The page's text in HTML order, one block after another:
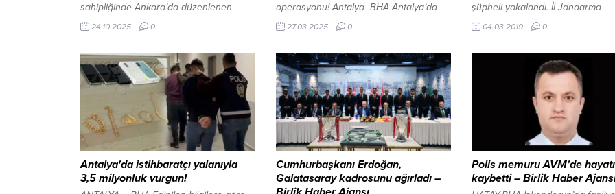
sahipliğinde Ankara’da düzenlenen
Türk-Alman İklim ve Çevre Yürütme
Kurulu’nun ikinci toplantısı gerçekleşti.
Öztürk Sosyal medya hesabında yaptığı
paylaşımda Türk-Alman İklim ve Çevre
Yürütme Kurulu’nun ikinci toplantısına
ilişkin şu bilgileri verdi: “Bakan
Yardımcımız Sayın Fatma VARANK
başkanlığında ve Türkiye...
24.10.2025 0
operasyonu! Antalya–BHA Antalya’da
Ramazan ayının 27’nci gecesinde
Kur’an-ı Kerim’de “bin aydan daha
nedeniyle vatandaşlar camileri doldurdu.
Antalya’nın en eski
camilerinden Muratpaşa Camii’nde
vatandaşlar cami içerisinde yer
kalmayınca avluyu doldurdu. Yatsı ezanı
öncesi camide Kur’an-ı Kerim okundu,
dualar edildi. Genç-yaşlı, kadın-erkek
binlerce kişi...
27.03.2025 0
şüpheli yakalandı. İl Jandarma
Komutanlığı ekipleri tarafından
bağlı Koçtepe köyü yakınlarında
aramada kablo kesme makası,
ingiliz anahtarı ve eldiven Türk
Telekom’a ait olduğu öğrenilen 170
metre kablo ele geçirildi.
04.03.2019 0
Antalya'da istihbaratçı yalanıyla
3,5 milyonluk vurgun!
Cumhurbaşkanı Erdoğan,
Galatasaray kadrosunu ağırladı –
Polis memuru AVM’de
kaybetti – Birlik Haber